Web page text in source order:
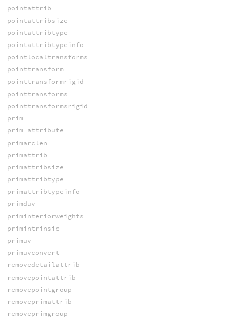
pointattrib
pointattribsize
pointattribtype
pointattribtypeinfo
pointlocaltransforms
pointtransform
pointtransformrigid
pointtransforms
pointtransformsrigid
prim
prim_attribute
primarclen
primattrib
primattribsize
primattribtype
primattribtypeinfo
primduv
priminteriorweights
primintrinsic
primuv
primuvconvert
removedetailattrib
removepointattrib
removepointgroup
removeprimattrib
removeprimgroup